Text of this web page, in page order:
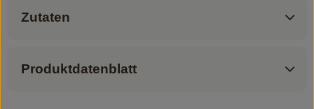
Zutaten
Produktdatenblatt